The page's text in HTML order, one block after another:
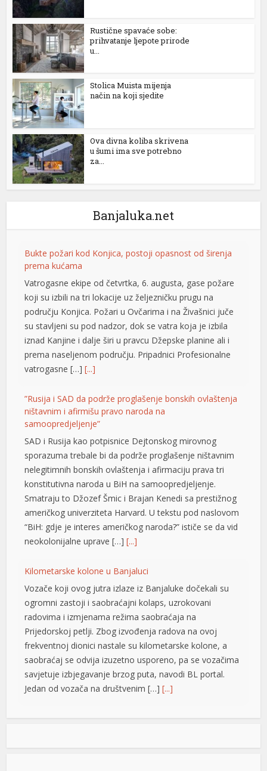
Rustične spavaće sobe:
prihvatanje ljepote prirode
u...
Stolica Muista mijenja
način na koji sjedite
Ova divna koliba skrivena
u šumi ima sve potrebno
za...
Banjaluka.net
Bukte požari kod Konjica, postoji opasnost od širenja
prema kućama
Vatrogasne ekipe od četvrtka, 6. augusta, gase požare
koji su izbili na tri lokacije uz željezničku prugu na
području Konjica. Požari u Ovčarima i na Živašnici juče
su stavljeni su pod nadzor, dok se vatra koja je izbila
iznad Kanjine i dalje širi u pravcu Džepske planine ali i
prema naseljenom području. Pripadnici Profesionalne
vatrogasne […][...]
”Rusija i SAD da podrže proglašenje bonskih ovlaštenja
ništavnim i afirmišu pravo naroda na
samoopredjeljenje”
SAD i Rusija kao potpisnice Dejtonskog mirovnog
sporazuma trebale bi da podrže proglašenje ništavnim
nelegitimnih bonskih ovlaštenja i afirmaciju prava tri
konstitutivna naroda u BiH na samoopredjeljenje.
Smatraju to Džozef Šmic i Brajan Kenedi sa prestižnog
američkog univerziteta Harvard. U tekstu pod naslovom
“BiH: gdje je interes američkog naroda?” ističe se da vid
neokolonijalne uprave […][...]
Kilometarske kolone u Banjaluci
Vozače koji ovog jutra izlaze iz Banjaluke dočekali su
ogromni zastoji i saobraćajni kolaps, uzrokovani
radovima i izmjenama režima saobraćaja na
Prijedorskoj petlji. Zbog izvođenja radova na ovoj
frekventnoj dionici nastale su kilometarske kolone, a
saobraćaj se odvija izuzetno usporeno, pa se vozačima
savjetuje izbjegavanje brzog puta, navodi BL portal.
Jedan od vozača na društvenim […][...]
Pripremite kišobrane: Nakon vrelog dana stižu pljuskovi i
Stanovnike Republike Srpske i Bosne i Hercegovine